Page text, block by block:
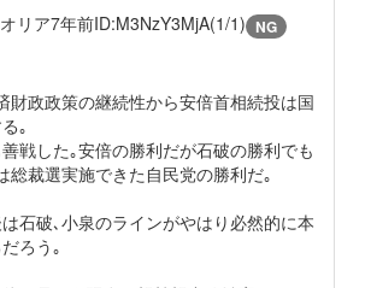
リア7年前ID:M3NzY3MjA(1/1) NG
財政政策の継続性から安倍首相続投は国
｡
戦した｡安倍の勝利だが石破の勝利でも
総裁選実施できた自民党の勝利だ｡
石破､小泉のラインがやはり必然的に本
ろう｡